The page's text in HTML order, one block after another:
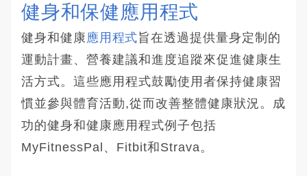
健身和保健應用程式
健身和健康 應用程式旨在透過提供量身定制的
運動計畫、營養建議和進度追蹤來促進健康生
活方式。這些應用程式鼓勵使用者保持健康習
慣並參與體育活動,從而改善整體健康狀況。成
功的健身和健康應用程式例子包括
MyFitnessPal、Fitbit和Strava。